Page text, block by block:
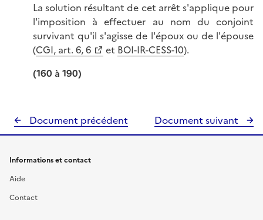
La solution résultant de cet arrêt s'applique pour
l'imposition à effectuer au nom du conjoint
survivant qu'il s'agisse de l'époux ou de l'épouse
(CGI, art. 6, 6 et BOI-IR-CESS-10).
(160 à 190)
Document précédent Document suivant
Informations et contact
Aide
Contact